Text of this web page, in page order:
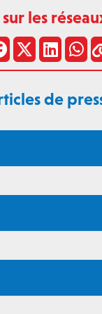
les
de